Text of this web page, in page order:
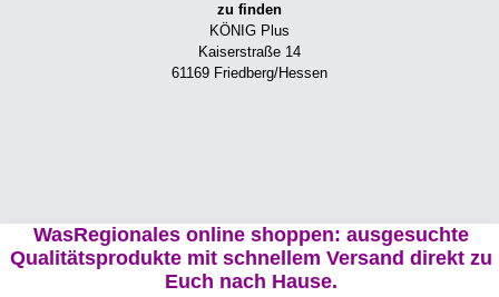
zu finden
KÖNIG Plus
Kaiserstraße 14
61169 Friedberg/Hessen
WasRegionales online shoppen: ausgesuchte
Qualitätsprodukte mit schnellem Versand direkt zu
Euch nach Hause.